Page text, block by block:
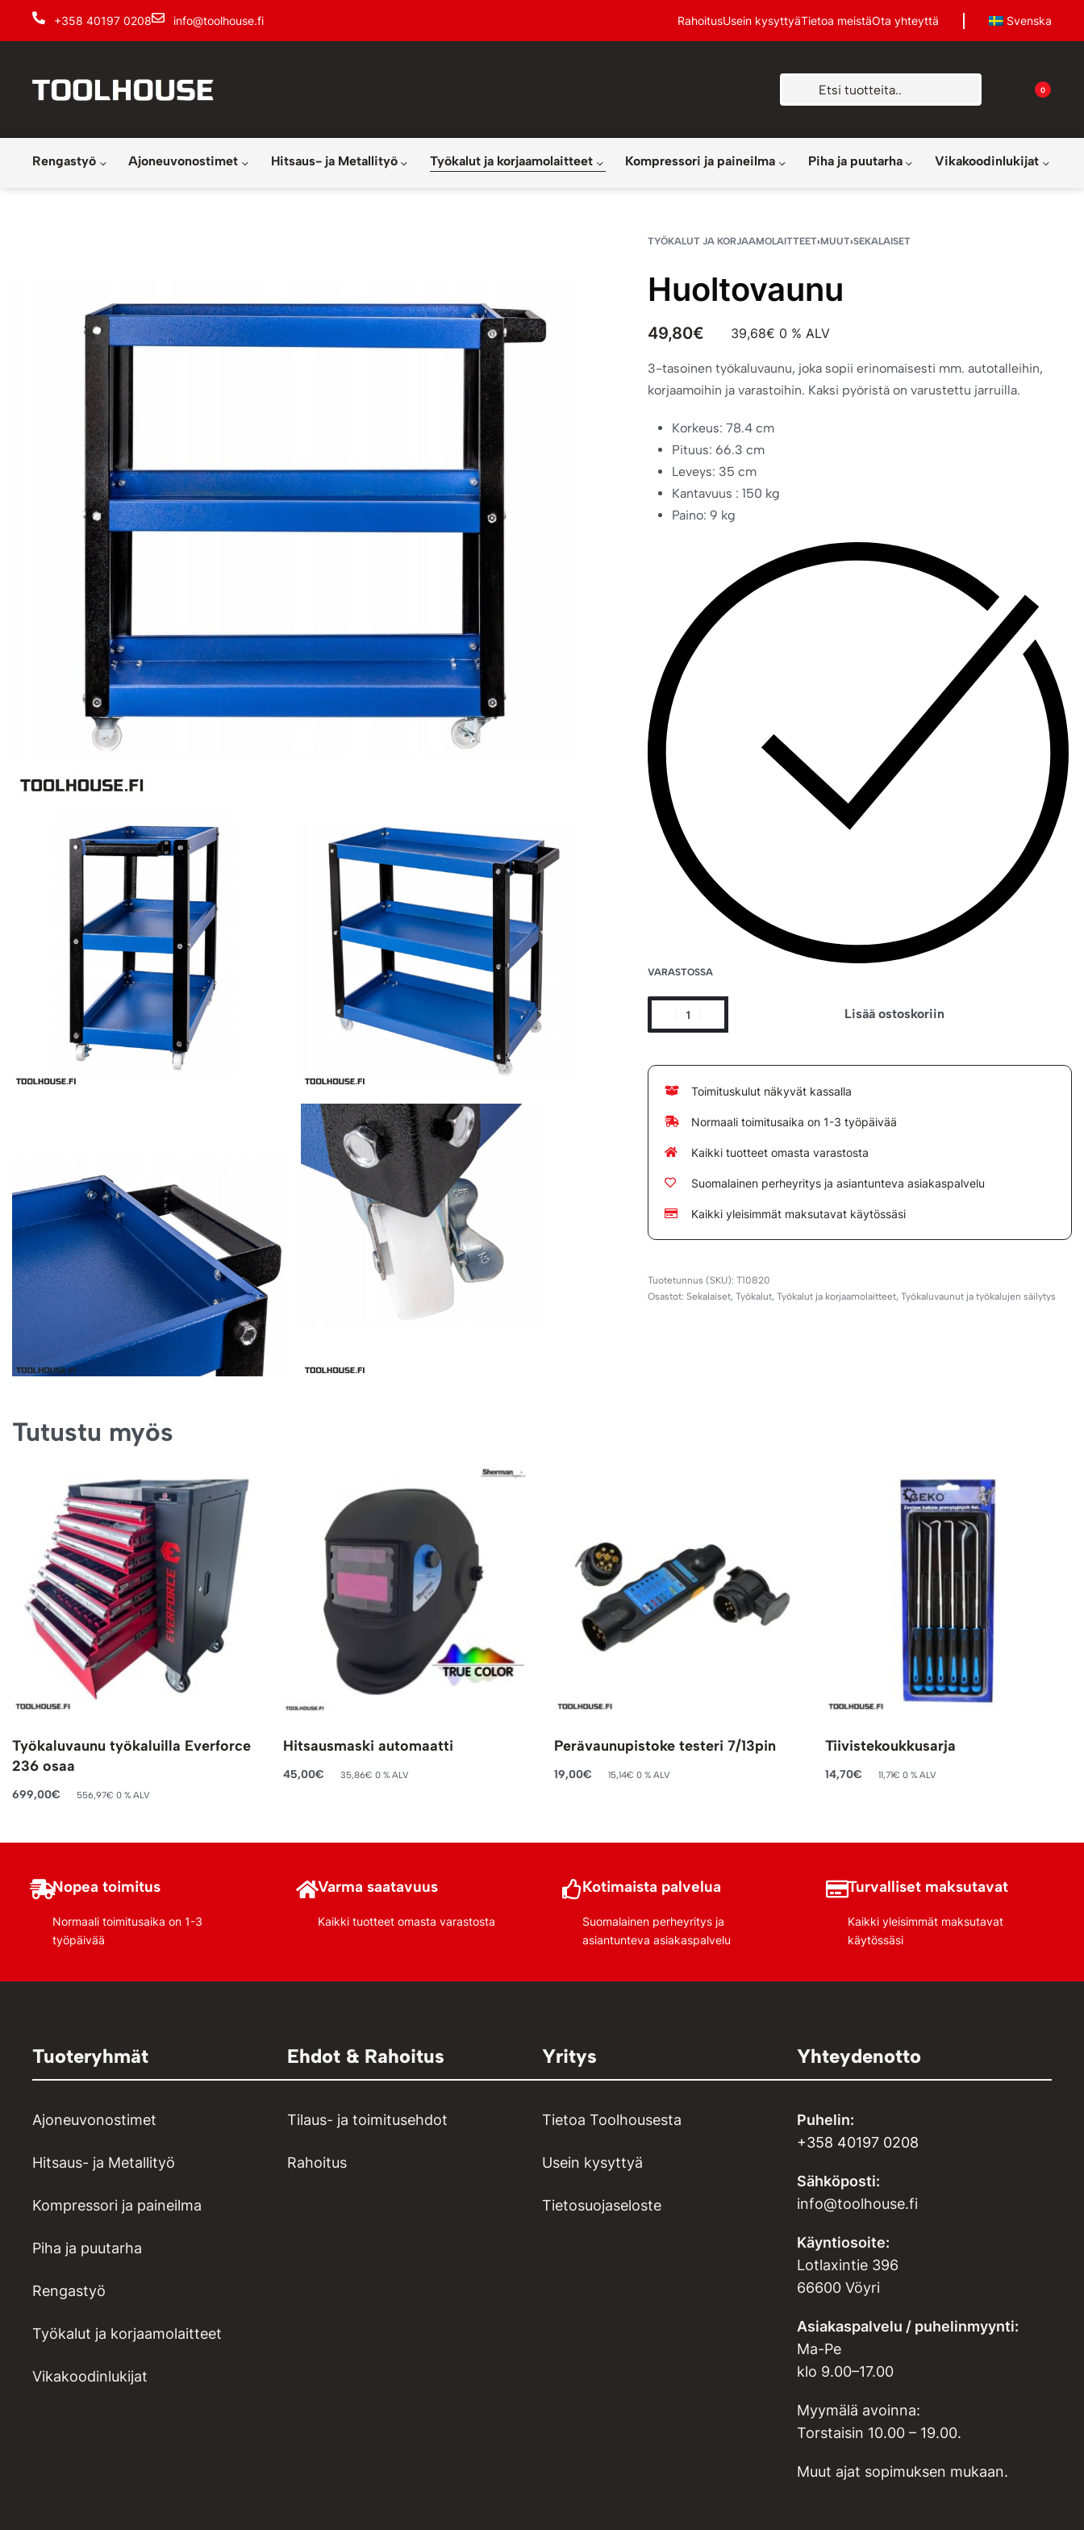
+358 40197 0208 info@toolhouse.fi RahoitusUsein kysyttyäTietoa meistäOta yhteyttä Svenska
0
Rengastyö Ajoneuvonostimet Hitsaus- ja Metallityö Työkalut ja korjaamolaitteet Kompressori ja paineilma Piha ja puutarha Vikakoodinlukijat
TYÖKALUT JA KORJAAMOLAITTEET›MUUT›SEKALAISET
Huoltovaunu
49,80€ 39,68€ 0 % ALV
3-tasoinen työkaluvaunu, joka sopii erinomaisesti mm. autotalleihin,
korjaamoihin ja varastoihin. Kaksi pyöristä on varustettu jarruilla.
Korkeus: 78.4 cm
Pituus: 66.3 cm
Leveys: 35 cm
Kantavuus : 150 kg
Paino: 9 kg
VARASTOSSA
Lisää ostoskoriin
Toimituskulut näkyvät kassalla
Normaali toimitusaika on 1-3 työpäivää
Kaikki tuotteet omasta varastosta
Suomalainen perheyritys ja asiantunteva asiakaspalvelu
Kaikki yleisimmät maksutavat käytössäsi
T10820
Osastot:Sekalaiset,Työkalut,Työkalut ja korjaamolaitteet,Työkaluvaunut ja työkalujen säilytys
Tutustu myös
Työkaluvaunu työkaluilla Everforce
236 osaa
699,00€ 556,97€ 0 % ALV
Hitsausmaski automaatti
45,00€ 35,86€ 0 % ALV
Perävaunupistoke testeri 7/13pin
19,00€ 15,14€ 0 % ALV
Tiivistekoukkusarja
14,70€ 11,71€ 0 % ALV
Nopea toimitus
Normaali toimitusaika on 1-3
työpäivää
Varma saatavuus
Kaikki tuotteet omasta varastosta
Kotimaista palvelua
Suomalainen perheyritys ja
asiantunteva asiakaspalvelu
Turvalliset maksutavat
Kaikki yleisimmät maksutavat
käytössäsi
Tuoteryhmät
Ajoneuvonostimet
Hitsaus- ja Metallityö
Kompressori ja paineilma
Piha ja puutarha
Rengastyö
Työkalut ja korjaamolaitteet
Vikakoodinlukijat
Ehdot & Rahoitus
Tilaus- ja toimitusehdot
Rahoitus
Yritys
Tietoa Toolhousesta
Usein kysyttyä
Tietosuojaseloste
Yhteydenotto
Puhelin:
+358 40197 0208
Sähköposti:
info@toolhouse.fi
Käyntiosoite:
Lotlaxintie 396
66600 Vöyri
Asiakaspalvelu / puhelinmyynti:
Ma-Pe
klo 9.00–17.00
Myymälä avoinna:
Torstaisin 10.00 – 19.00.
Muut ajat sopimuksen mukaan.